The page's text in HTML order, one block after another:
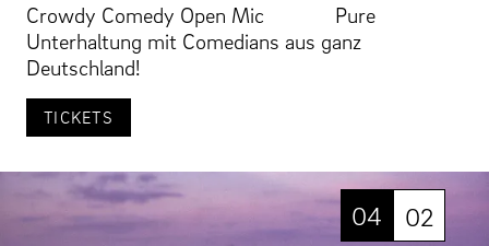
Crowdy Comedy Open Mic Pure
Unterhaltung mit Comedians aus ganz
Deutschland!
TICKETS
04 02